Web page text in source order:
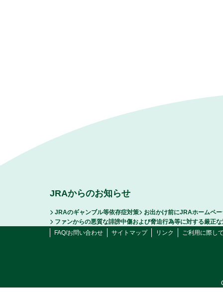
JRAからのお知らせ
JRAのギャンブル等依存症対策
お出かけ前にJRAホームペ
ファンからの悪質な誹謗中傷および脅迫行為等に対する厳正
FAQ/お問い合わせ
サイトマップ リンク ご利用に際し